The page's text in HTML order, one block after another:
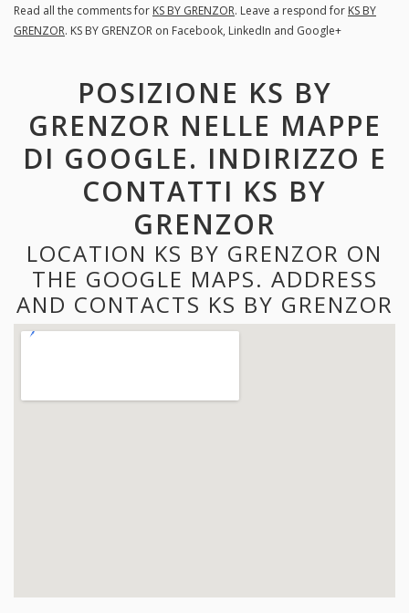
Read all the comments for KS BY GRENZOR. Leave a respond for KS BY
GRENZOR. KS BY GRENZOR on Facebook, LinkedIn and Google+
POSIZIONE KS BY
GRENZOR NELLE MAPPE
DI GOOGLE. INDIRIZZO E
CONTATTI KS BY
GRENZOR
LOCATION KS BY GRENZOR ON
THE GOOGLE MAPS. ADDRESS
AND CONTACTS KS BY GRENZOR